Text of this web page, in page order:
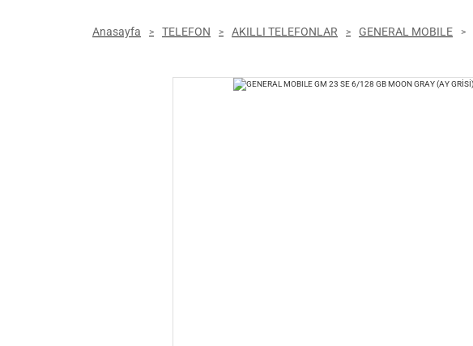
Anasayfa TELEFON AKILLI TELEFONLAR GENERAL MOBILE